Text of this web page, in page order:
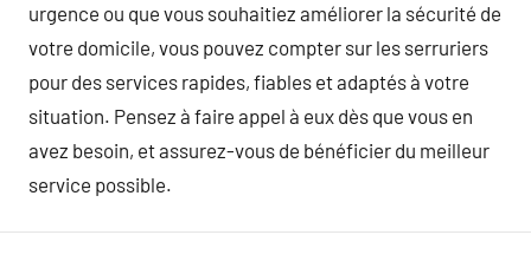
urgence ou que vous souhaitiez améliorer la sécurité de
votre domicile, vous pouvez compter sur les serruriers
pour des services rapides, fiables et adaptés à votre
situation. Pensez à faire appel à eux dès que vous en
avez besoin, et assurez-vous de bénéficier du meilleur
service possible.